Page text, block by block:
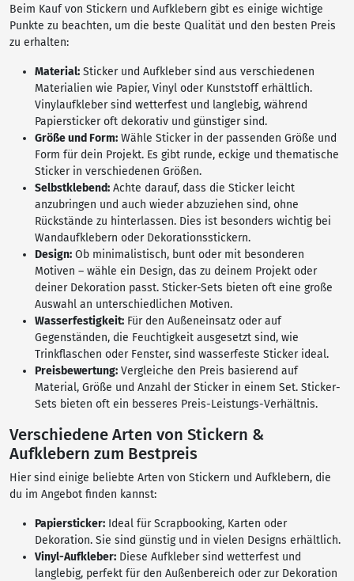
Beim Kauf von Stickern und Aufklebern gibt es einige wichtige
Punkte zu beachten, um die beste Qualität und den besten Preis
zu erhalten:
Material: Sticker und Aufkleber sind aus verschiedenen
Materialien wie Papier, Vinyl oder Kunststoff erhältlich.
Vinylaufkleber sind wetterfest und langlebig, während
Papiersticker oft dekorativ und günstiger sind.
Größe und Form: Wähle Sticker in der passenden Größe und
Form für dein Projekt. Es gibt runde, eckige und thematische
Sticker in verschiedenen Größen.
Selbstklebend: Achte darauf, dass die Sticker leicht
anzubringen und auch wieder abzuziehen sind, ohne
Rückstände zu hinterlassen. Dies ist besonders wichtig bei
Wandaufklebern oder Dekorationsstickern.
Design: Ob minimalistisch, bunt oder mit besonderen
Motiven – wähle ein Design, das zu deinem Projekt oder
deiner Dekoration passt. Sticker-Sets bieten oft eine große
Auswahl an unterschiedlichen Motiven.
Wasserfestigkeit: Für den Außeneinsatz oder auf
Gegenständen, die Feuchtigkeit ausgesetzt sind, wie
Trinkflaschen oder Fenster, sind wasserfeste Sticker ideal.
Preisbewertung: Vergleiche den Preis basierend auf
Material, Größe und Anzahl der Sticker in einem Set. Sticker-
Sets bieten oft ein besseres Preis-Leistungs-Verhältnis.
Verschiedene Arten von Stickern &
Aufklebern zum Bestpreis
Hier sind einige beliebte Arten von Stickern und Aufklebern, die
du im Angebot finden kannst:
Papiersticker: Ideal für Scrapbooking, Karten oder
Dekoration. Sie sind günstig und in vielen Designs erhältlich.
Vinyl-Aufkleber: Diese Aufkleber sind wetterfest und
langlebig, perfekt für den Außenbereich oder zur Dekoration